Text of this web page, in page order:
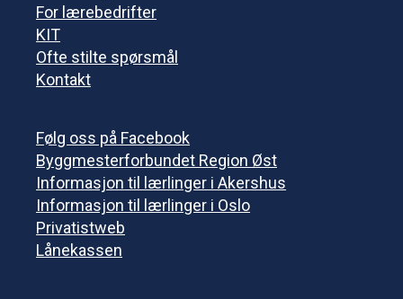
For lærebedrifter
KIT
Ofte stilte spørsmål
Kontakt
Følg oss på Facebook
Byggmesterforbundet Region Øst
Informasjon til lærlinger i Akershus
Informasjon til lærlinger i Oslo
Privatistweb
Lånekassen